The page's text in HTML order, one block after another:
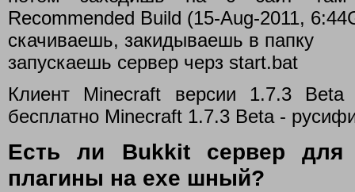
Recommended Build (15-Aug-2011,
скачиваешь, закидываешь в папку
запускаешь сервер черз start.bat
Клиент Minecraft версии 1.7.3
бесплатно Minecraft 1.7.3 Beta -
Есть ли Bukkit сервер
плагины на exe шный?